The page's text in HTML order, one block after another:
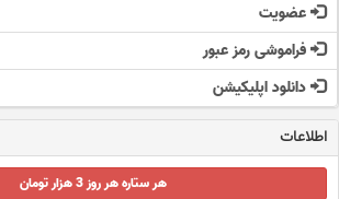
عضویت
فراموشی رمز عبور
دانلود اپلیکیشن
اطلاعات
هر ستاره هر روز 3 هزار تومان